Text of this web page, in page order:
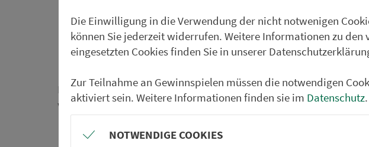
über die App»Nürn­bergMOBIL«als HandyTicket
Bitte beachte, dass dir dein Ticket erst nach der Bearbeitung
werden und somit nicht sofort verfügbar ist.
Die Einwilligung in die Verwendung der nicht notwenigen
können Sie jederzeit widerrufen. Weitere Informationen zu den
eingesetzten Cookies finden Sie in unserer
Zur Teilnahme an Gewinnspielen müssen die notwendigen
aktiviert sein. Weitere Informationen finden sie im Datenschutz.
NOTWENDIGE COOKIES